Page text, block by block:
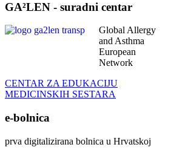
GA²LEN - suradni centar
Global Allergy
and Asthma
European
Network
CENTAR ZA EDUKACIJU
MEDICINSKIH SESTARA
e-bolnica
prva digitalizirana bolnica u Hrvatskoj